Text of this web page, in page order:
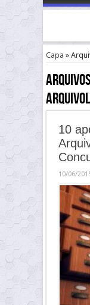
Capa »
10
10/06/